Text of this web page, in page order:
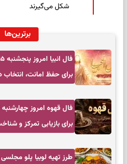
شکل می‌گیرند
برترین‌ها
برای حفظ امانت،
برای بازیابی تمرکز و
طرز تهیه لوبیا پلو